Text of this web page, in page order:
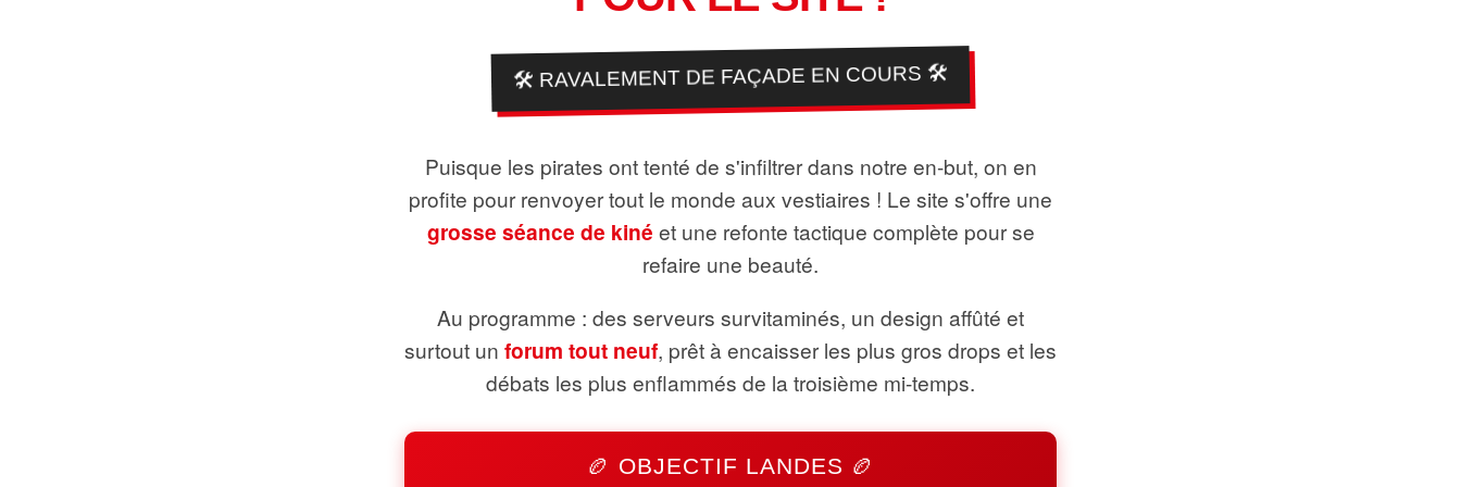
🛠️ RAVALEMENT DE FAÇADE EN COURS 🛠️
Puisque les pirates ont tenté de s'infiltrer dans notre en-but, on en
profite pour renvoyer tout le monde aux vestiaires ! Le site s'offre une
grosse séance de kiné et une refonte tactique complète pour se
refaire une beauté.
Au programme : des serveurs survitaminés, un design affûté et
surtout un forum tout neuf, prêt à encaisser les plus gros drops et les
débats les plus enflammés de la troisième mi-temps.
🏉 OBJECTIF LANDES 🏉